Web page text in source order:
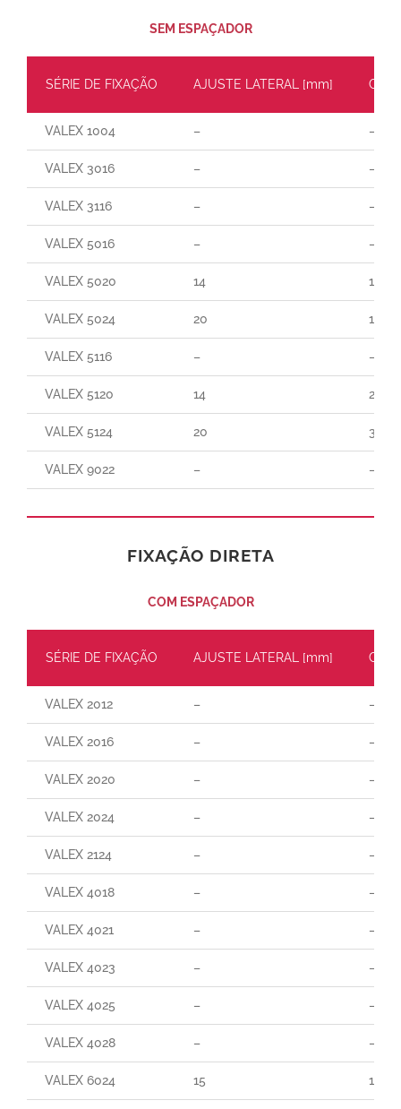
SEM ESPAÇADOR
SÉRIE DE FIXAÇÃO AJUSTE LATERAL [mm]
VALEX 1004 – –
VALEX 3016 – –
VALEX 3116 – –
VALEX 5016 – –
VALEX 5020 14 140
VALEX 5024 20 190
VALEX 5116 – –
VALEX 5120 14 250
VALEX 5124 20 300
VALEX 9022 – –
FIXAÇÃO DIRETA
COM ESPAÇADOR
SÉRIE DE FIXAÇÃO AJUSTE LATERAL [mm]
VALEX 2012 – –
VALEX 2016 – –
VALEX 2020 – –
VALEX 2024 – –
VALEX 2124 – –
VALEX 4018 – –
VALEX 4021 – –
VALEX 4023 – –
VALEX 4025 – –
VALEX 4028 – –
VALEX 6024 15 165